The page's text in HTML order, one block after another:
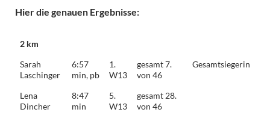
Hier die genauen Ergebnisse:
2 km
Sarah
Laschinger
6:57
min, pb
1.
W13
gesamt 7.
von 46
Gesamtsiegerin
Lena
Dincher
8:47
min
5.
W13
gesamt 28.
von 46